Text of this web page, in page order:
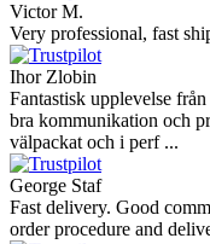
Victor M.
Very professional, fast
Ihor Zlobin
Fantastisk upplevelse
bra kommunikation och
välpackat och i perf ...
George Staf
Fast delivery. Good
order procedure and